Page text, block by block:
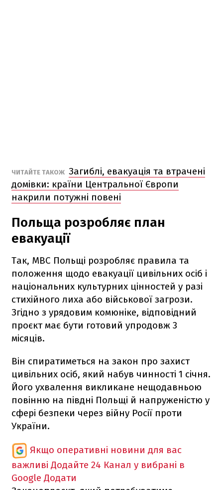
ЧИТАЙТЕ ТАКОЖ Загиблі, евакуація та втрачені
домівки: країни Центральної Європи
накрили потужні повені
Польща розробляє план
евакуації
Так, МВС Польщі розробляє правила та
положення щодо евакуації цивільних осіб і
національних культурних цінностей у разі
стихійного лиха або військової загрози.
Згідно з урядовим комюніке, відповідний
проєкт має бути готовий упродовж 3
місяців.
Він спиратиметься на закон про захист
цивільних осіб, який набув чинності 1 січня.
Його ухвалення викликане нещодавньою
повінню на півдні Польщі й напруженістю у
сфері безпеки через війну Росії проти
України.
Якщо оперативні новини для вас
важливі Додайте 24 Канал у вибрані в
Google Додати